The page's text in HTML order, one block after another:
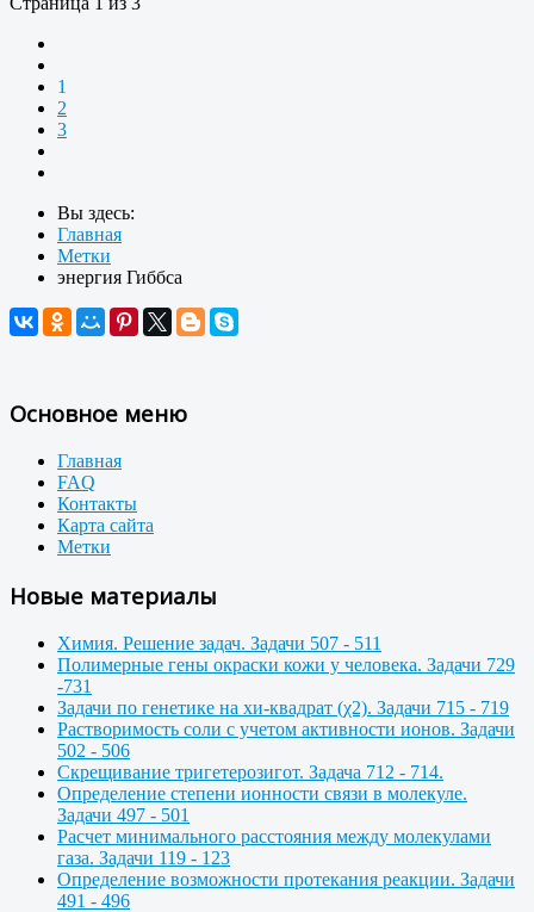
1
2
3
Вы здесь:
Главная
Метки
энергия Гиббса
Основное меню
Главная
FAQ
Контакты
Карта сайта
Метки
Новые материалы
Химия. Решение задач. Задачи 507 - 511
Полимерные гены окраски кожи у человека. Задачи 729
-731
Задачи по генетике на хи-квадрат (χ2). Задачи 715 - 719
Растворимость соли с учетом активности ионов. Задачи
502 - 506
Скрещивание тригетерозигот. Задача 712 - 714.
Определение степени ионности связи в молекуле.
Задачи 497 - 501
Расчет минимального расстояния между молекулами
газа. Задачи 119 - 123
Определение возможности протекания реакции. Задачи
491 - 496